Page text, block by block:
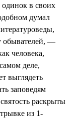
одинок в своих
думал
обывателей, —
человека,
деле,
выглядеть
заповедям
раскрыты
из 1-